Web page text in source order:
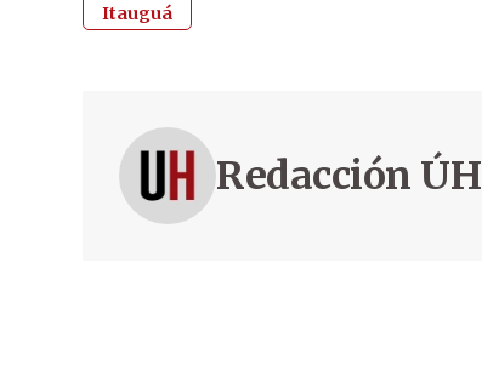
Itauguá
Redacción ÚH